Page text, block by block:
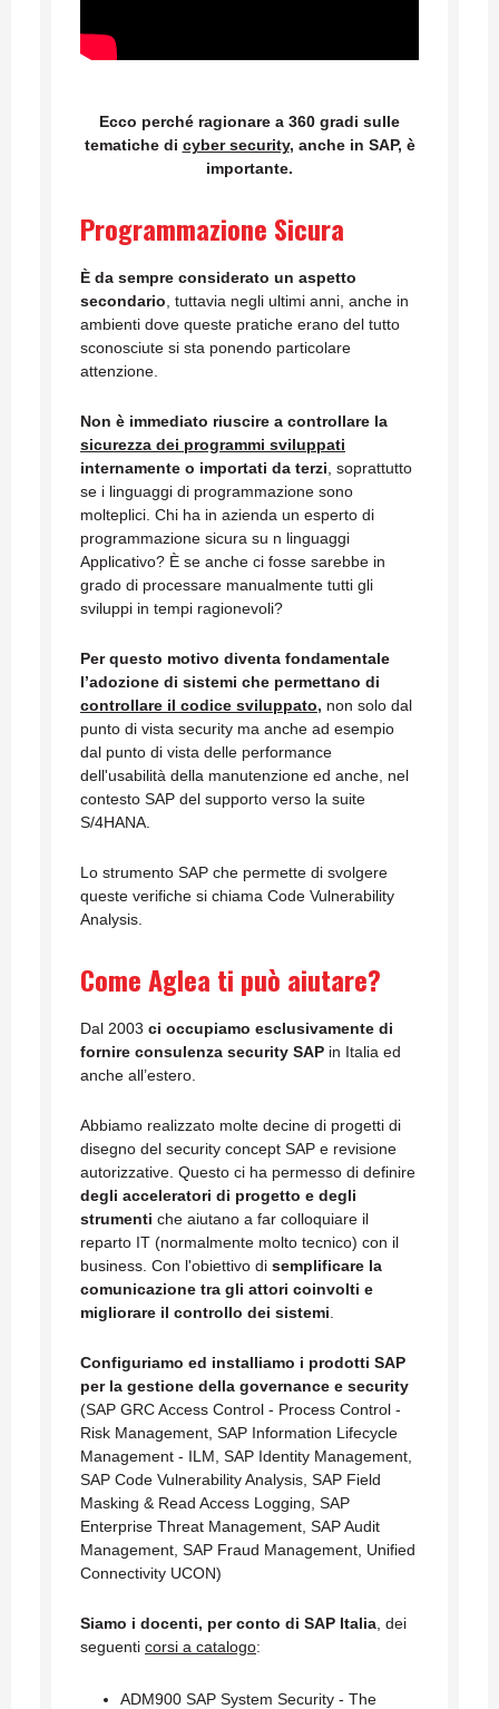
Ecco perché ragionare a 360 gradi sulle
tematiche di cyber security, anche in SAP, è
importante.
Programmazione Sicura
È da sempre considerato un aspetto
secondario , tuttavia negli ultimi anni, anche in
ambienti dove queste pratiche erano del tutto
sconosciute si sta ponendo particolare
attenzione.
Non è immediato riuscire a controllare la
sicurezza dei programmi sviluppati
internamente o importati da terzi , soprattutto
se i linguaggi di programmazione sono
molteplici. Chi ha in azienda un esperto di
programmazione sicura su n linguaggi
Applicativo? È se anche ci fosse sarebbe in
grado di processare manualmente tutti gli
sviluppi in tempi ragionevoli?
Per questo motivo diventa fondamentale
l’adozione di sistemi che permettano di
controllare il codice sviluppato, non solo dal
punto di vista security ma anche ad esempio
dal punto di vista delle performance
dell'usabilità della manutenzione ed anche, nel
contesto SAP del supporto verso la suite
S/4HANA.
Lo strumento SAP che permette di svolgere
queste verifiche si chiama Code Vulnerability
Analysis.
Come Aglea ti può aiutare?
Dal 2003 ci occupiamo esclusivamente di
fornire consulenza security SAP in Italia ed
anche all’estero.
Abbiamo realizzato molte decine di progetti di
disegno del security concept SAP e revisione
autorizzative. Questo ci ha permesso di definire
degli acceleratori di progetto e degli
strumenti che aiutano a far colloquiare il
reparto IT (normalmente molto tecnico) con il
business. Con l'obiettivo di semplificare la
comunicazione tra gli attori coinvolti e
migliorare il controllo dei sistemi
Configuriamo ed installiamo i prodotti SAP
per la gestione della governance e security
(SAP GRC Access Control - Process Control -
Risk Management, SAP Information Lifecycle
Management - ILM, SAP Identity Management,
SAP Code Vulnerability Analysis, SAP Field
Masking & Read Access Logging, SAP
Enterprise Threat Management, SAP Audit
Management, SAP Fraud Management, Unified
Connectivity UCON)
Siamo i docenti, per conto di SAP Italia , dei
seguenti corsi a catalogo:
ADM900 SAP System Security - The